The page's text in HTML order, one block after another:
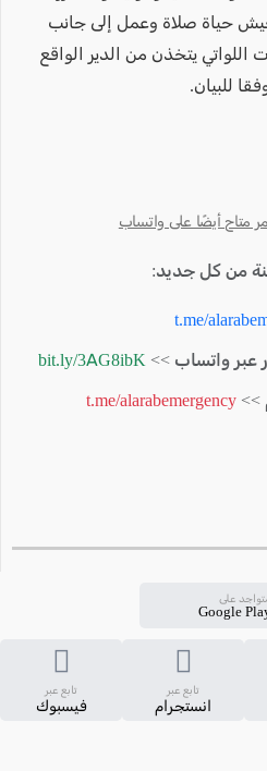
حياة صلاة وعمل إلى جانب
اللواتي يتخذن من الدير الواقع
للبيان.
متاح أيضًا على واتساب
من كل جديد:
t.me/
عبر واتساب >> bit.ly/3AG8ibK
>>
t.me/alarabemergency
على
Google
تابع عبر
انستجرام
تابع عبر
فيسبوك